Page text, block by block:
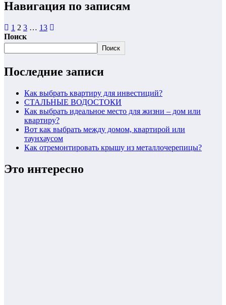
Навигация по записям
1 2 3 … 13
Поиск
Поиск
Последние записи
Как выбрать квартиру для инвестиций?
СТАЛЬНЫЕ ВОДОСТОКИ
Как выбрать идеальное место для жизни – дом или
квартиру?
Вот как выбрать между домом, квартирой или
таунхаусом
Как отремонтировать крышу из металлочерепицы?
Это интересно